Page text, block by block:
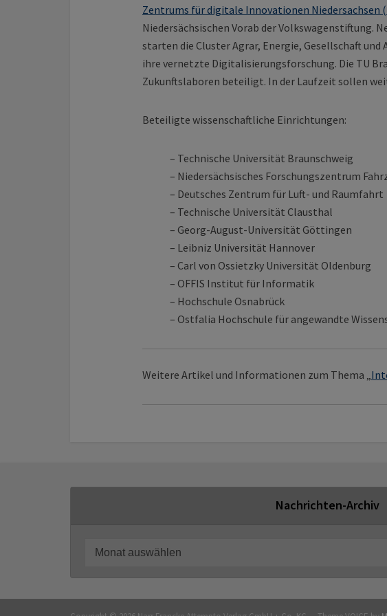
Zentrums für digitale Innovationen Niedersachsen
Niedersächsischen Vorab der Volkswagenstiftung.
starten die Cluster Agrar, Energie, Gesellschaft
ihre vernetzte Digitalisierungsforschung. Die TU
Zukunftslaboren beteiligt. In der Laufzeit sollen
Beteiligte wissenschaftliche Einrichtungen:
– Technische Universität Braunschweig
– Niedersächsisches Forschungszentrum
– Deutsches Zentrum für Luft- und Raumfahrt
– Technische Universität Clausthal
– Georg-August-Universität Göttingen
– Leibniz Universität Hannover
– Carl von Ossietzky Universität Oldenburg
– OFFIS Institut für Informatik
– Hochschule Osnabrück
– Ostfalia Hochschule für angewandte
Weitere Artikel und Informationen zum Thema „
Nachrichten-Archiv